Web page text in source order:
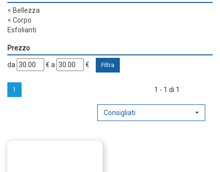
< Bellezza
< Corpo
Esfolianti
Prezzo
filtra
da € filtra
a €
1 1 - 1 di 1
Consigliati